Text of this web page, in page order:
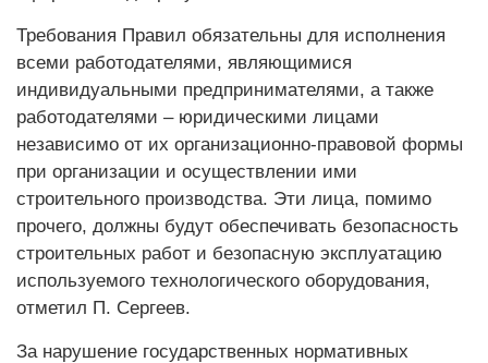
Требования Правил обязательны для исполнения
всеми работодателями, являющимися
индивидуальными предпринимателями, а также
работодателями – юридическими лицами
независимо от их организационно-правовой формы
при организации и осуществлении ими
строительного производства. Эти лица, помимо
прочего, должны будут обеспечивать безопасность
строительных работ и безопасную эксплуатацию
используемого технологического оборудования,
отметил П. Сергеев.
За нарушение государственных нормативных